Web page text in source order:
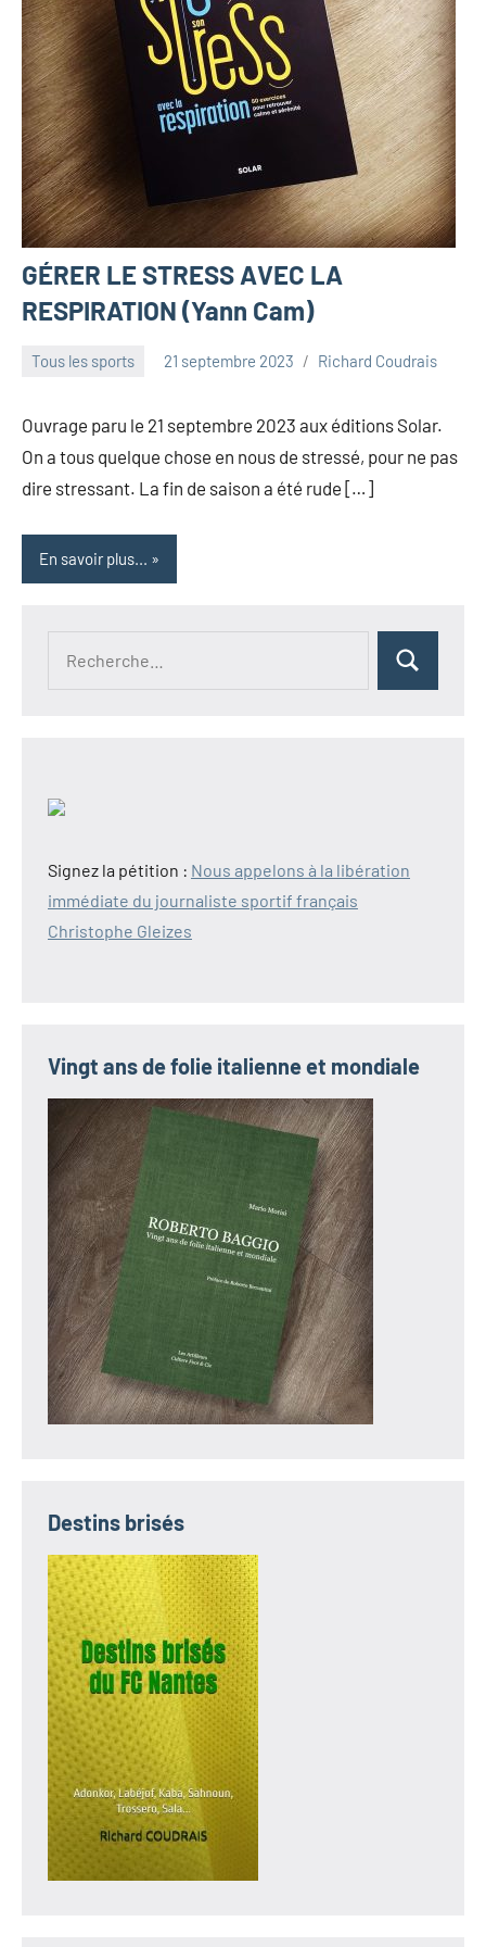
GÉRER LE STRESS AVEC LA
RESPIRATION (Yann Cam)
Tous les sports 21 septembre 2023 Richard Coudrais
Ouvrage paru le 21 septembre 2023 aux éditions Solar.
On a tous quelque chose en nous de stressé, pour ne pas
dire stressant. La fin de saison a été rude […]
En savoir plus...
Rechercher
Signez la pétition : Nous appelons à la libération
immédiate du journaliste sportif français
Christophe Gleizes
Vingt ans de folie italienne et mondiale
Destins brisés